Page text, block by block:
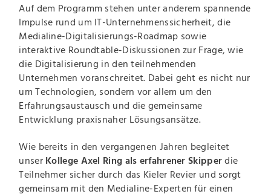
Auf dem Programm stehen unter anderem spannende
Impulse rund um IT-Unternehmenssicherheit, die
Medialine-Digitalisierungs-Roadmap sowie
interaktive Roundtable-Diskussionen zur Frage, wie
die Digitalisierung in den teilnehmenden
Unternehmen voranschreitet. Dabei geht es nicht nur
um Technologien, sondern vor allem um den
Erfahrungsaustausch und die gemeinsame
Entwicklung praxisnaher Lösungsansätze.
Wie bereits in den vergangenen Jahren begleitet
unser Kollege Axel Ring als erfahrener Skipper die
Teilnehmer sicher durch das Kieler Revier und sorgt
gemeinsam mit den Medialine-Experten für einen